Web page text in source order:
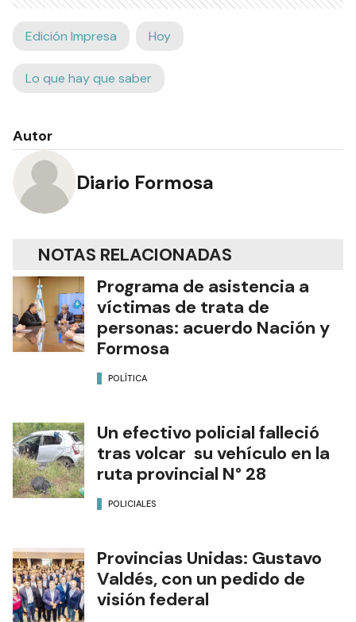
Edición Impresa Hoy
Lo que hay que saber
Autor
Diario Formosa
NOTAS RELACIONADAS
Programa de asistencia a
víctimas de trata de
personas: acuerdo Nación y
Formosa
POLÍTICA
Un efectivo policial falleció
tras volcar su vehículo en la
ruta provincial N° 28
POLICIALES
Provincias Unidas: Gustavo
Valdés, con un pedido de
visión federal